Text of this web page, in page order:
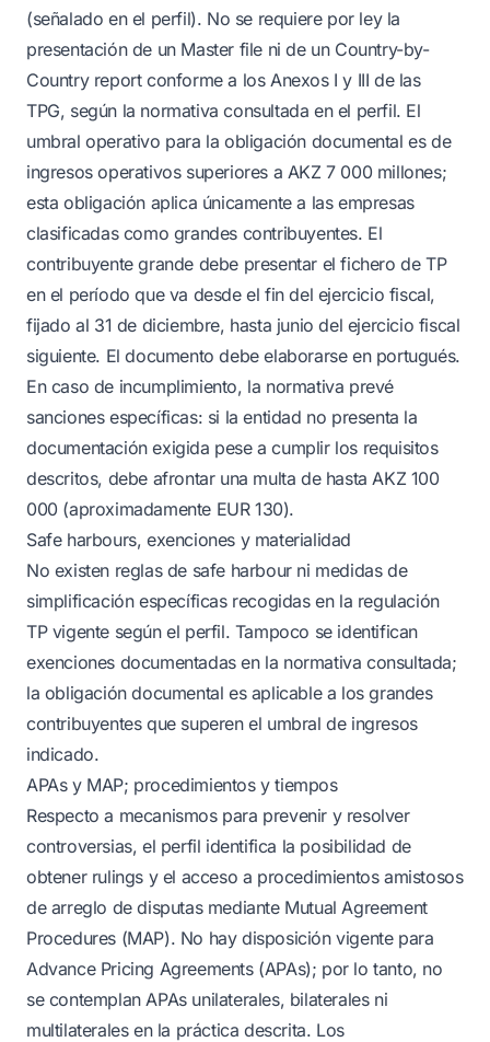
(señalado en el perfil). No se requiere por ley la
presentación de un Master file ni de un Country-by-
Country report conforme a los Anexos I y III de las
TPG, según la normativa consultada en el perfil. El
umbral operativo para la obligación documental es de
ingresos operativos superiores a AKZ 7 000 millones;
esta obligación aplica únicamente a las empresas
clasificadas como grandes contribuyentes. El
contribuyente grande debe presentar el fichero de TP
en el período que va desde el fin del ejercicio fiscal,
fijado al 31 de diciembre, hasta junio del ejercicio fiscal
siguiente. El documento debe elaborarse en portugués.
En caso de incumplimiento, la normativa prevé
sanciones específicas: si la entidad no presenta la
documentación exigida pese a cumplir los requisitos
descritos, debe afrontar una multa de hasta AKZ 100
000 (aproximadamente EUR 130).
Safe harbours, exenciones y materialidad
No existen reglas de safe harbour ni medidas de
simplificación específicas recogidas en la regulación
TP vigente según el perfil. Tampoco se identifican
exenciones documentadas en la normativa consultada;
la obligación documental es aplicable a los grandes
contribuyentes que superen el umbral de ingresos
indicado.
APAs y MAP; procedimientos y tiempos
Respecto a mecanismos para prevenir y resolver
controversias, el perfil identifica la posibilidad de
obtener rulings y el acceso a procedimientos amistosos
de arreglo de disputas mediante Mutual Agreement
Procedures (MAP). No hay disposición vigente para
Advance Pricing Agreements (APAs); por lo tanto, no
se contemplan APAs unilaterales, bilaterales ni
multilaterales en la práctica descrita. Los